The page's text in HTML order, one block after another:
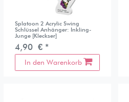
Splatoon 2 Acrylic Swing
Schlüssel Anhänger: Inkling-
Junge [Kleckser]
4,90 € *
In den Warenkorb